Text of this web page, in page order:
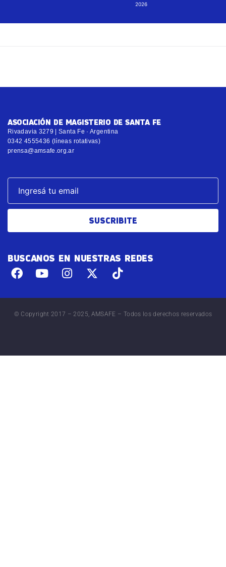
2026
ASOCIACIÓN DE MAGISTERIO DE SANTA FE
Rivadavia 3279 | Santa Fe · Argentina
0342 4555436 (líneas rotativas)
prensa@amsafe.org.ar
SUSCRIBITE
BUSCANOS EN NUESTRAS REDES
© Copyright 2017 – 2025, AMSAFE – Todos los derechos reservados